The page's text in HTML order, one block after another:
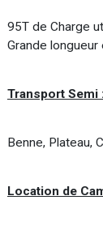
95T de Charge
Grande longueur
Transport Semi :
Benne, Plateau,
Location de